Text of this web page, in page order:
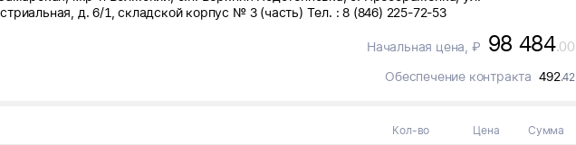
д. 6/1, складской корпус № 3 (часть) Тел. : 8 (846) 225-72-53
Начальная цена, ₽ 98 484.00
Обеспечение контракта 492.42
Кол-во Цена Сумма